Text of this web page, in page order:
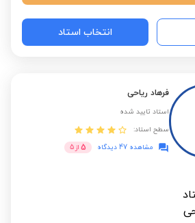
انتخاب استاد
فرهاد ریاحی
استاد تایید شده
سطح استاد:
مشاهده 47 دیدگاه
5 از 5